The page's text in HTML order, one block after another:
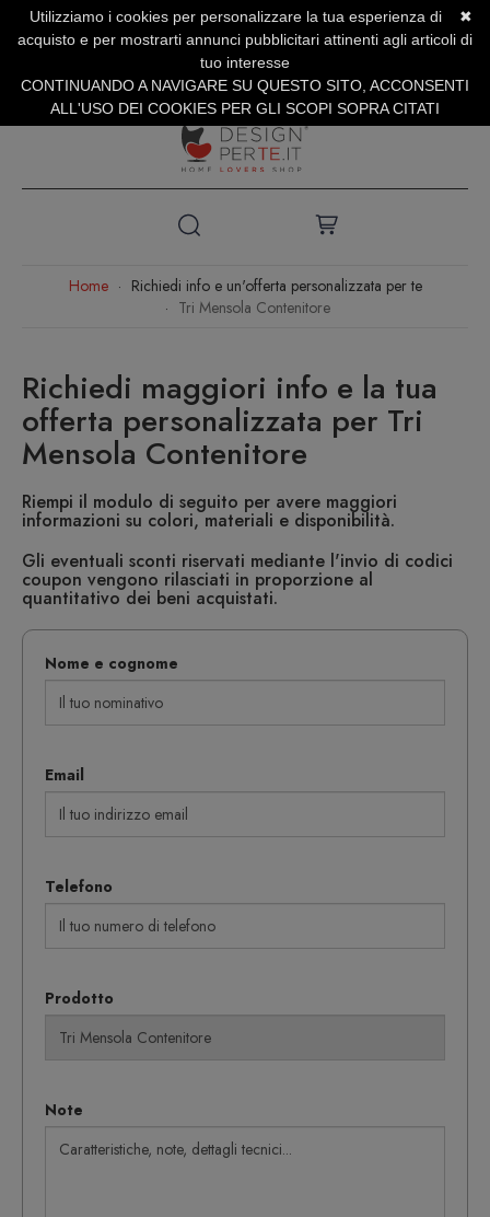
SERVIZIO CLIENTI +39.0773.470.562
SUMMER SALES | Fino al 31 Agosto
Home
Richiedi info e un'offerta personalizzata per te
Tri Mensola Contenitore
Richiedi maggiori info e la tua
offerta personalizzata per Tri
Mensola Contenitore
Riempi il modulo di seguito per avere maggiori
informazioni su colori, materiali e disponibilità.
Gli eventuali sconti riservati mediante l'invio di codici
coupon vengono rilasciati in proporzione al
quantitativo dei beni acquistati.
Nome e cognome
Email
Telefono
Prodotto
Note
✖
Utilizziamo i cookies per personalizzare la tua esperienza di
acquisto e per mostrarti annunci pubblicitari attinenti agli articoli di
tuo interesse
CONTINUANDO A NAVIGARE SU QUESTO SITO, ACCONSENTI
ALL'USO DEI COOKIES PER GLI SCOPI SOPRA CITATI